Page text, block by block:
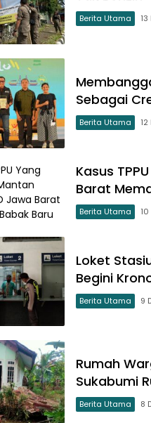
Berita Utama
Sebagai
Berita Utama
Kasus
Barat
Berita Utama
Loket
Begini
Berita Utama 9
Rumah
Sukabumi
Berita Utama 8